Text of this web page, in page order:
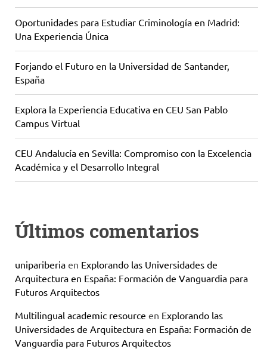
Oportunidades para Estudiar Criminología en Madrid:
Una Experiencia Única
Forjando el Futuro en la Universidad de Santander,
España
Explora la Experiencia Educativa en CEU San Pablo
Campus Virtual
CEU Andalucía en Sevilla: Compromiso con la Excelencia
Académica y el Desarrollo Integral
Últimos comentarios
unipariberia en Explorando las Universidades de
Arquitectura en España: Formación de Vanguardia para
Futuros Arquitectos
Multilingual academic resource en Explorando las
Universidades de Arquitectura en España: Formación de
Vanguardia para Futuros Arquitectos